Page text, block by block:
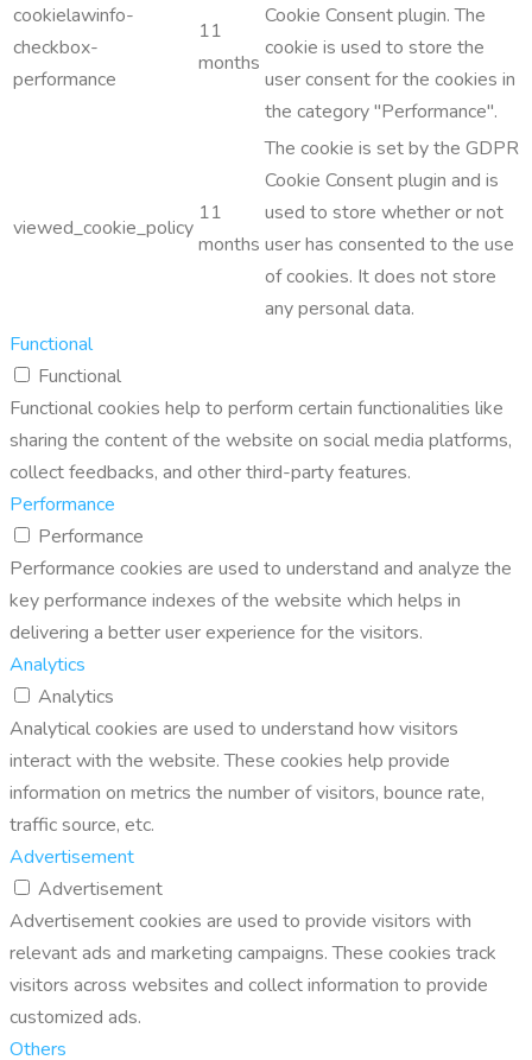
cookielawinfo-
checkbox-
performance
11
months
Cookie Consent plugin. The
cookie is used to store the
user consent for the cookies in
the category "Performance".
viewed_cookie_policy
11
months
The cookie is set by the GDPR
Cookie Consent plugin and is
used to store whether or not
user has consented to the use
of cookies. It does not store
any personal data.
Functional
Functional
Functional cookies help to perform certain functionalities like
sharing the content of the website on social media platforms,
collect feedbacks, and other third-party features.
Performance
Performance
Performance cookies are used to understand and analyze the
key performance indexes of the website which helps in
delivering a better user experience for the visitors.
Analytics
Analytics
Analytical cookies are used to understand how visitors
interact with the website. These cookies help provide
information on metrics the number of visitors, bounce rate,
traffic source, etc.
Advertisement
Advertisement
Advertisement cookies are used to provide visitors with
relevant ads and marketing campaigns. These cookies track
visitors across websites and collect information to provide
customized ads.
Others